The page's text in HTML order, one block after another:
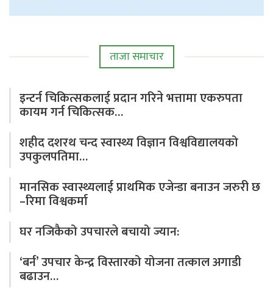
ताजा समाचार
इन्टर्न चिकित्सकलाई प्रदान गरिने भत्तामा एकरुपता
कायम गर्न चिकित्सक…
शहीद दशरथ चन्द स्वास्थ्य विज्ञान विश्वविद्यालयको
उपकुलपतिमा…
मानसिक स्वास्थ्यलाई प्राथमिक एजेन्डा बनाउन जरुरी छ
–रिमा विश्वकर्मा
घर नजिकैको उपचारले बचायो ज्यान:
‘बर्न’ उपचार केन्द्र विस्तारको योजना तत्काल अगाडी
बढाउन…